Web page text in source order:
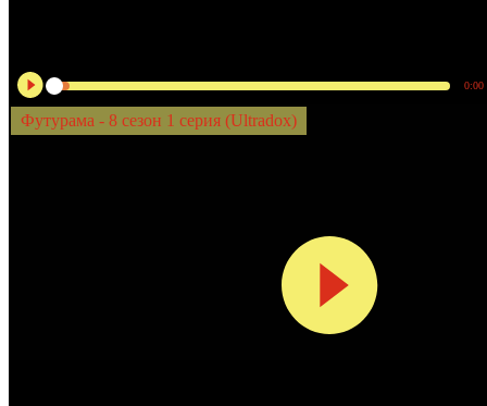
0:00
Футурама - 8 сезон 1 серия (Ultradox)